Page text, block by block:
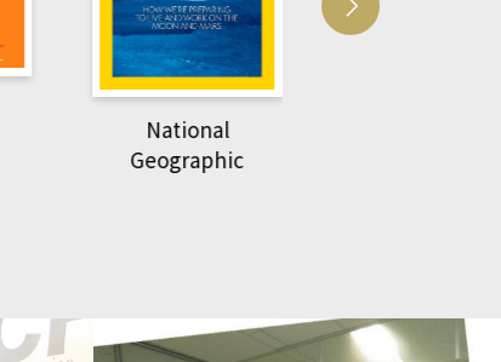
Harvard Business
Review